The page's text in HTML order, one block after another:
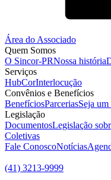
Área do Associado
Quem Somos
O Sincor-PRNossa história
Serviços
HubCorInterlocução
Convênios e Benefícios
BenefíciosParceriasSeja
Legislação
DocumentosLegislação
Coletivas
Fale ConoscoNotícias
(41) 3213-9999